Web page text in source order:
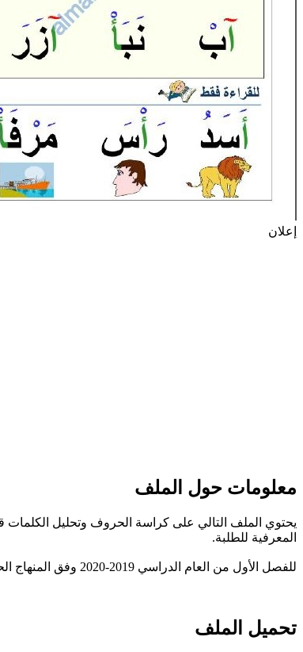
إعلان
معلومات حول الملف
يحتوي الملف التالي على كراسة الحروف وتحليل الكلمات
المعرفية للطلبة.
للفصل الأول من العام الدراسي 2019-2020 وفق المنهاج الحديث لسلطنة عُمان، تحميل مباشر. ----- مع التمنيات لجميع الطلبة بالنجاح والتفوق.
تحميل الملف